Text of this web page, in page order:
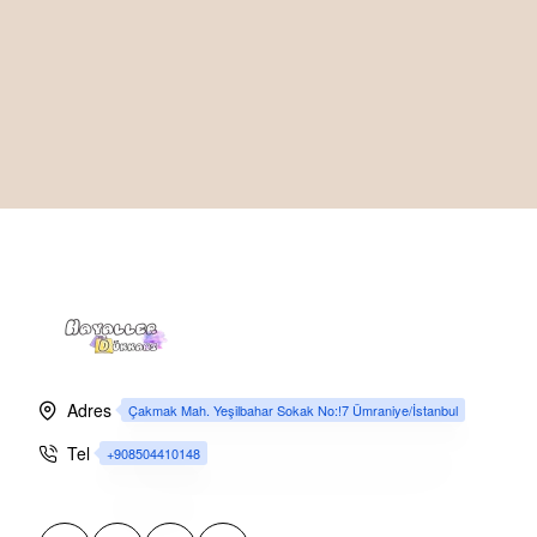
Adres Çakmak Mah. Yeşilbahar Sokak No:!7 Ümraniye/İstanbul
Tel +908504410148